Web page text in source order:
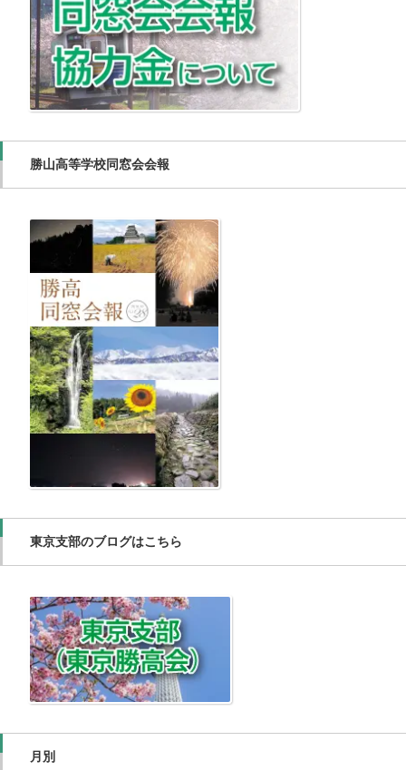
勝山高等学校同窓会会報
東京支部のブログはこちら
月別